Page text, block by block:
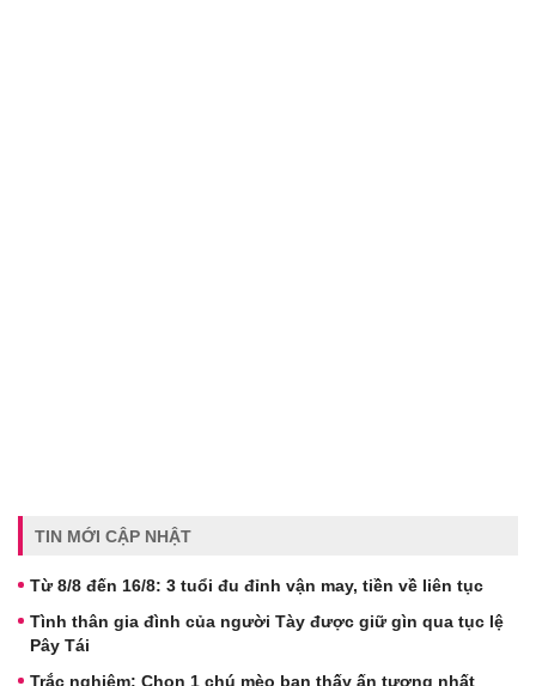
TIN MỚI CẬP NHẬT
Từ 8/8 đến 16/8: 3 tuổi đu đỉnh vận may, tiền về liên tục
Tình thân gia đình của người Tày được giữ gìn qua tục lệ
Pây Tái
Trắc nghiệm: Chọn 1 chú mèo bạn thấy ấn tượng nhất